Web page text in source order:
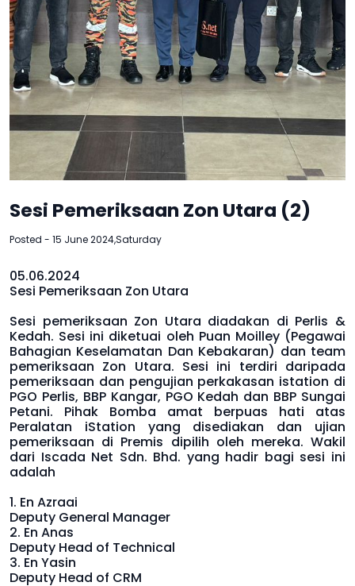
Sesi Pemeriksaan Zon Utara (2)
Posted - 15 June 2024,Saturday
05.06.2024
Sesi Pemeriksaan Zon Utara
Sesi pemeriksaan Zon Utara diadakan di Perlis &
Kedah. Sesi ini diketuai oleh Puan Moilley (Pegawai
Bahagian Keselamatan Dan Kebakaran) dan team
pemeriksaan Zon Utara. Sesi ini terdiri daripada
pemeriksaan dan pengujian perkakasan istation di
PGO Perlis, BBP Kangar, PGO Kedah dan BBP Sungai
Petani. Pihak Bomba amat berpuas hati atas
Peralatan iStation yang disediakan dan ujian
pemeriksaan di Premis dipilih oleh mereka. Wakil
dari Iscada Net Sdn. Bhd. yang hadir bagi sesi ini
adalah
1. En Azraai
Deputy General Manager
2. En Anas
Deputy Head of Technical
3. En Yasin
Deputy Head of CRM